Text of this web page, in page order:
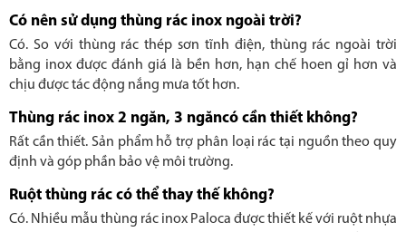
Có nên sử dụng thùng rác inox ngoài trời?
Có. So với thùng rác thép sơn tĩnh điện, thùng rác ngoài trời
bằng inox được đánh giá là bền hơn, hạn chế hoen gỉ hơn và
chịu được tác động nắng mưa tốt hơn.
Thùng rác inox 2 ngăn, 3 ngăncó cần thiết không?
Rất cần thiết. Sản phẩm hỗ trợ phân loại rác tại nguồn theo quy
định và góp phần bảo vệ môi trường.
Ruột thùng rác có thể thay thế không?
Có. Nhiều mẫu thùng rác inox Paloca được thiết kế với ruột nhựa